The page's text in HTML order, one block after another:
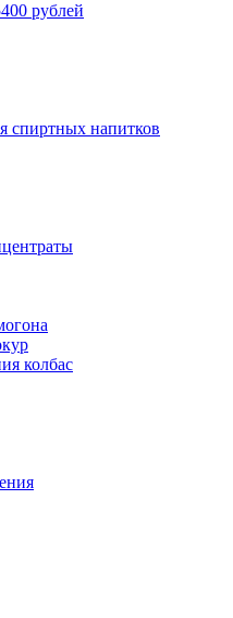
рублей
спиртных напитков
колбас